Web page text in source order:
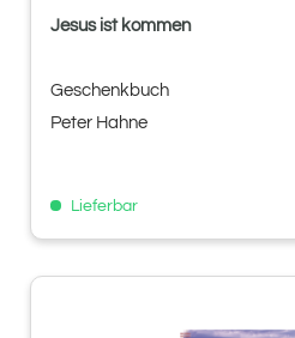
Jesus ist kommen
Geschenkbuch
Peter Hahne
Lieferbar